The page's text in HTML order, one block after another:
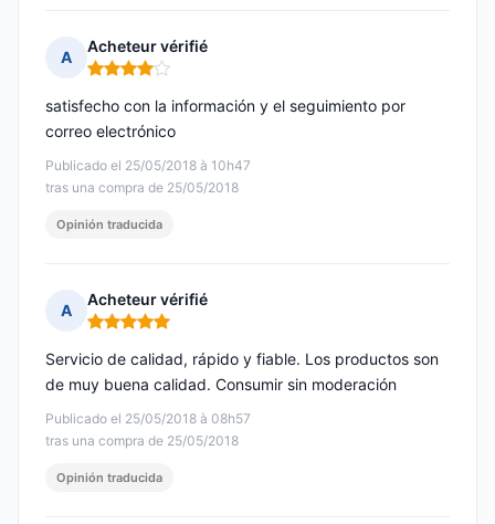
A
Acheteur vérifié
Nota: 4 de 5
Publicado el 25/05/2018 à 10h47
tras una compra de 25/05/2018
satisfecho con la información y el seguimiento por
correo electrónico
Opinión traducida
A
Acheteur vérifié
Nota: 5 de 5
Publicado el 25/05/2018 à 08h57
tras una compra de 25/05/2018
Servicio de calidad, rápido y fiable. Los productos son
de muy buena calidad. Consumir sin moderación
Opinión traducida